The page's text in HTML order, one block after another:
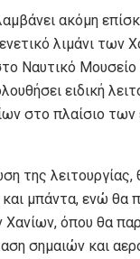
ακόμη
λιμάνι των
Ναυτικό
ειδική
στο πλαίσιο των
της λειτουργίας,
μπάντα, ενώ θα
Χανίων, όπου θα
σημαιών και